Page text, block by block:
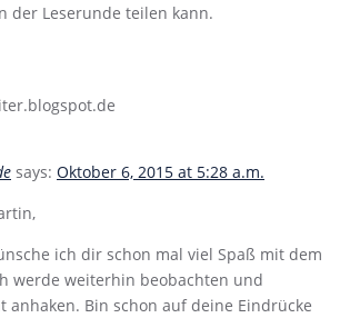
der Leserunde teilen kann.
says: Oktober 6, 2015 at 5:28 a.m.
ich dir schon mal viel Spaß mit dem
werde weiterhin beobachten und
anhaken. Bin schon auf deine Eindrücke